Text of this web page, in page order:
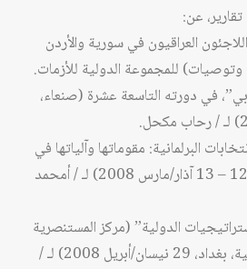
عن:
العراقيون في سورية والأردن
للمجموعة الدولية للأزمات.
في دورته التاسعة عشرة (صنعاء،
البرلمانية: مقوماتها وآلياتها في
البلاد العربية” (بيروت، 12 – 13 آذار/مارس 2008) لـ / أمحمد
الدولية” (مركز المستنصرية
للدراسات العربية والدولية، بغداد، 29 نيسان/أبريل 2008) لـ /